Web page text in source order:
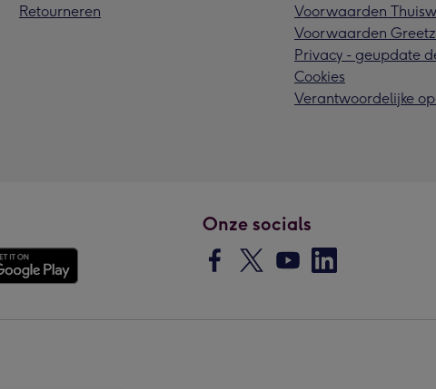
Retourneren
Voorwaarden
Voorwaarden
Privacy - geupdate
Cookies
Verantwoordelijke
Onze socials